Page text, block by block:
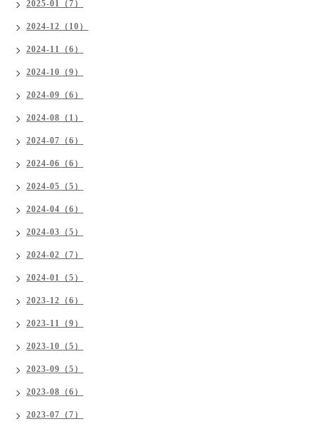
2025-01（7）
2024-12（10）
2024-11（6）
2024-10（9）
2024-09（6）
2024-08（1）
2024-07（6）
2024-06（6）
2024-05（5）
2024-04（6）
2024-03（5）
2024-02（7）
2024-01（5）
2023-12（6）
2023-11（9）
2023-10（5）
2023-09（5）
2023-08（6）
2023-07（7）